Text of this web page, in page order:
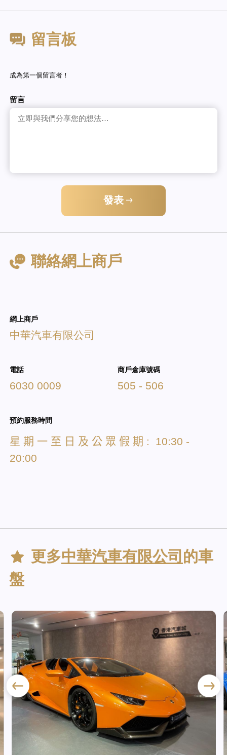
留言板
成為第一個留言者！
留言
發表
聯絡網上商戶
網上商戶
中華汽車有限公司
電話
6030 0009
商戶倉庫號碼
505 - 506
預約服務時間
星 期 一 至 日 及 公 眾 假 期 : 10:30 -
20:00
更多中華汽車有限公司 的車
盤